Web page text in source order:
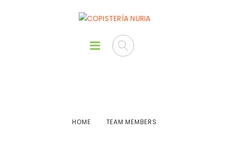
HOME TEAM MEMBERS